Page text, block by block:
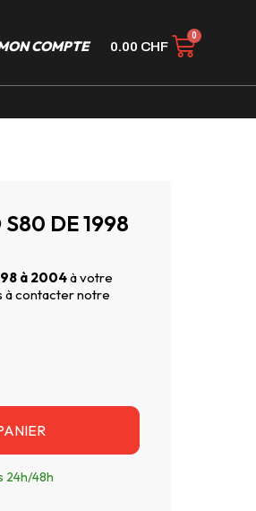
COMPTE 0.00 CHF
DE 1998
à 2004à votre
à contacter notre
24h/48h